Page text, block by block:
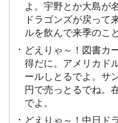
よ。宇野とか大島が
ドラゴンズが戻って
ルを飲んで来季のこ
どえりゃ～！図書カ
得だに。アメリカド
ールしとるでよ。サ
円で売っとるでね。
でよ。
どえりゃ～！中日ド